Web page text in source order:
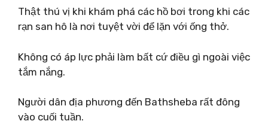
Thật thú vị khi khám phá các hồ bơi trong khi các
rạn san hô là nơi tuyệt vời để lặn với ống thở.
Không có áp lực phải làm bất cứ điều gì ngoài việc
tắm nắng.
Người dân địa phương đến Bathsheba rất đông
vào cuối tuần.